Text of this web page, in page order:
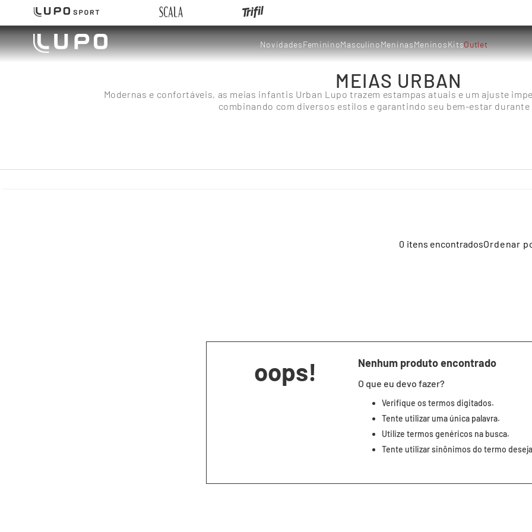
NovidadesFemininoMasculinoMeninasMeninosKitsOutlet
MEIAS URBAN
Modernas e confortáveis, as meias infantis Urban Lupo trazem estampas atuais e um ajuste
combinando com diversos estilos e garantindo seu bem-estar
0
oops! Nenhum produto encontrado
O que eu devo fazer?
Verifique os termos digitados.
Tente utilizar uma única palavra.
Utilize termos genéricos na busca.
Tente utilizar sinônimos do termo